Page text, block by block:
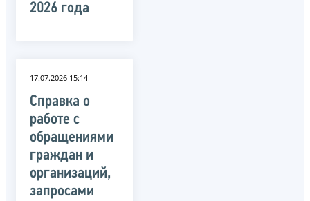
2026 года
17.07.2026 15:14
Справка о
работе с
обращениями
граждан и
организаций,
запросами